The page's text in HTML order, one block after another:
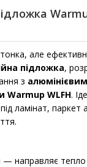
але
підложка,
з
Warmup WLFH.
ламінат, паркет
— направляє тепло